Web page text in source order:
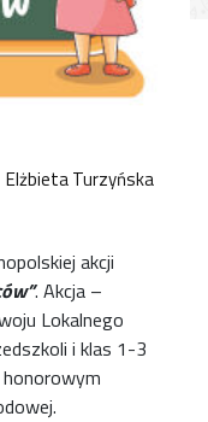
Elżbieta Turzyńska
akcji
. Akcja –
Lokalnego
i klas 1-3